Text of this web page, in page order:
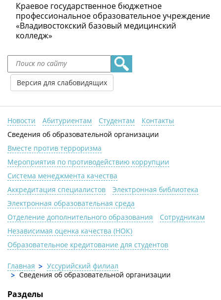
Краевое государственное бюджетное
профессиональное образовательное учреждение
«Владивостокский базовый медицинский
колледж»
Версия для слабовидящих
Новости Абитуриентам Студентам
Контакты
Сведения об образовательной организации
Вместе против терроризма
Мероприятия по противодействию коррупции
Система менеджмента качества
Аккредитация специалистов
Электронная библиотека
Электронная образовательная среда
Отделение дополнительного образования
Сотрудникам
Независимая оценка качества (НОК)
Образовательное кредитование для студентов
Главная
Уссурийский филиал
Сведения об образовательной организации
Разделы